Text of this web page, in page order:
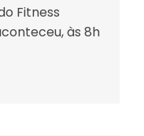
Fitness
às 8h